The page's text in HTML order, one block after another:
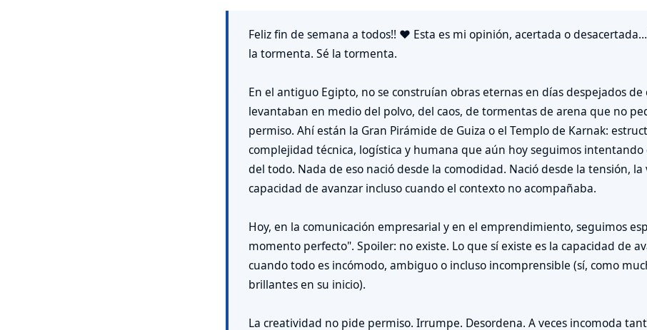
Feliz fin de semana a todos!! ❤️ Esta es mi opinión, acertada o
la tormenta. Sé la tormenta.
En el antiguo Egipto, no se construían obras eternas en días despejados de
levantaban en medio del polvo, del caos, de tormentas de arena que no
permiso. Ahí están la Gran Pirámide de Guiza o el Templo de Karnak:
complejidad técnica, logística y humana que aún hoy seguimos
del todo. Nada de eso nació desde la comodidad. Nació desde la tensión, la
capacidad de avanzar incluso cuando el contexto no acompañaba.
Hoy, en la comunicación empresarial y en el emprendimiento, seguimos
momento perfecto". Spoiler: no existe. Lo que sí existe es la capacidad de
cuando todo es incómodo, ambiguo o incluso incomprensible (sí, como
brillantes en su inicio).
La creatividad no pide permiso. Irrumpe. Desordena. A veces incomoda